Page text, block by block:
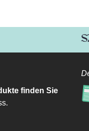
finden Sie